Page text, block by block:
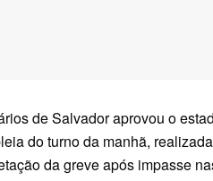
de Salvador aprovou o
do turno da manhã,
da greve após impasse